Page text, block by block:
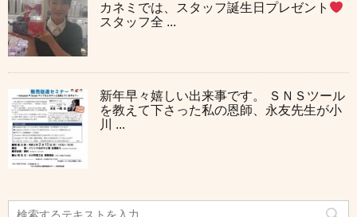
カネミでは、スタッフ誕生日プレゼント
スタッフ全 ...
新年早々嬉しい出来事です。 ＳＮＳツール
を教えて下さった私の恩師、永友先生が小
川 ...